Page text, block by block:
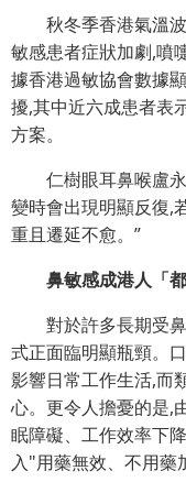
秋冬季香港氣溫波
敏感患者症狀加劇,噴
據香港過敏協會數據
擾,其中近六成患者表
方案。
仁樹眼耳鼻喉盧永
變時會出現明顯反復,
重且遷延不愈。”
鼻敏感成港人「
對於許多長期受鼻
式正面臨明顯瓶頸。
影響日常工作生活,而
心。更令人擔憂的是,
眠障礙、工作效率下
入"用藥無效、不用藥